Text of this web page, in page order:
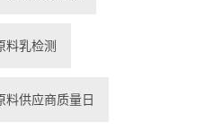
料乳检测
料供应商质量日